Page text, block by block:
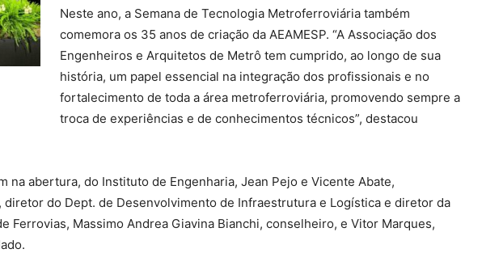
Neste ano, a Semana de Tecnologia Metroferroviária também
comemora os 35 anos de criação da AEAMESP. “A Associação dos
Engenheiros e Arquitetos de Metrô tem cumprido, ao longo de sua
história, um papel essencial na integração dos profissionais e no
fortalecimento de toda a área metroferroviária, promovendo sempre a
troca de experiências e de conhecimentos técnicos”, destacou
na abertura, do Instituto de Engenharia, Jean Pejo e Vicente Abate,
diretor do Dept. de Desenvolvimento de Infraestrutura e Logística e diretor da
Ferrovias, Massimo Andrea Giavina Bianchi, conselheiro, e Vitor Marques,